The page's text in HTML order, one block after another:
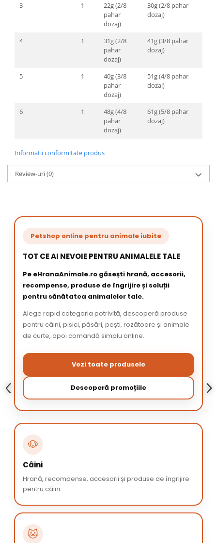
3 1
22g (2/8
pahar
dozaj)
30g (2/8 pahar
dozaj)
4 1
31g (2/8
pahar
dozaj)
41g (3/8 pahar
dozaj)
5 1
40g (3/8
pahar
dozaj)
51g (4/8 pahar
dozaj)
6 1
48g (4/8
pahar
dozaj)
61g (5/8 pahar
dozaj)
Informatii conformitate produs
Review-uri(0)
Petshop online pentru animale iubite
TOT CE AI NEVOIE PENTRU ANIMALELE TALE
Pe eHranaAnimale.ro găsești hrană, accesorii,
recompense, produse de îngrijire și soluții
pentru sănătatea animalelor tale.
Alege rapid categoria potrivită, descoperă produse
pentru câini, pisici, păsări, pești, rozătoare și animale
de curte, apoi comandă simplu online.
Vezi toate produsele
Descoperă promoțiile
🐶
Câini
Hrană, recompense, accesorii și produse de îngrijire
pentru câini.
🐱